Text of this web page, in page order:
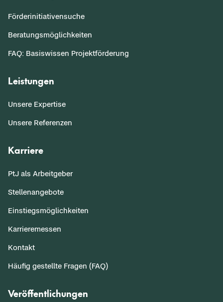
Förderinitiativensuche
Beratungsmöglichkeiten
FAQ: Basiswissen Projektförderung
Leistungen
Unsere Expertise
Unsere Referenzen
Karriere
PtJ als Arbeitgeber
Stellenangebote
Einstiegsmöglichkeiten
Karrieremessen
Kontakt
Häufig gestellte Fragen (FAQ)
Veröffentlichungen